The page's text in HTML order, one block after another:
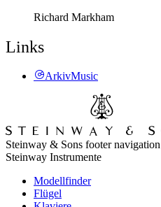
Richard Markham
Links
ArkivMusic
Steinway & Sons footer navigation
Steinway Instrumente
Modellfinder
Flügel